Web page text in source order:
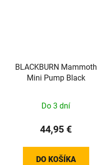
BLACKBURN Mammoth
Mini Pump Black
Do 3 dní
44,95 €
DO KOŠÍKA